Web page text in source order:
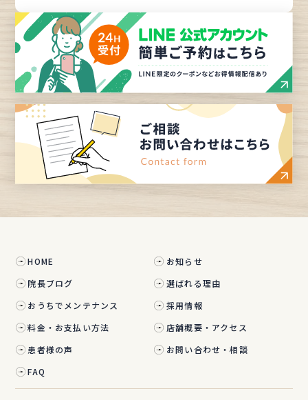
HOME
お知らせ
院長ブログ
選ばれる理由
おうちでメンテナンス
採用情報
料金・お支払い方法
店舗概要・アクセス
患者様の声
お問い合わせ・相談
FAQ